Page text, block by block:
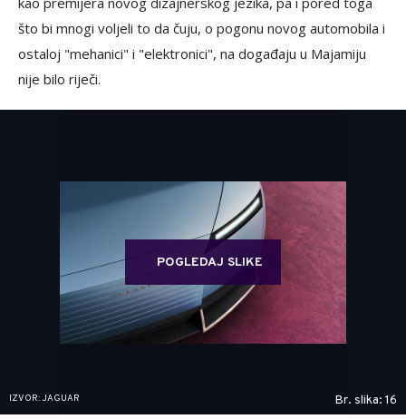
što bi mnogi voljeli to da čuju, o pogonu novog automobila i
ostaloj "mehanici" i "elektronici", na događaju u Majamiju
nije bilo riječi.
POGLEDAJ SLIKE
IZVOR: JAGUAR Br. slika: 16